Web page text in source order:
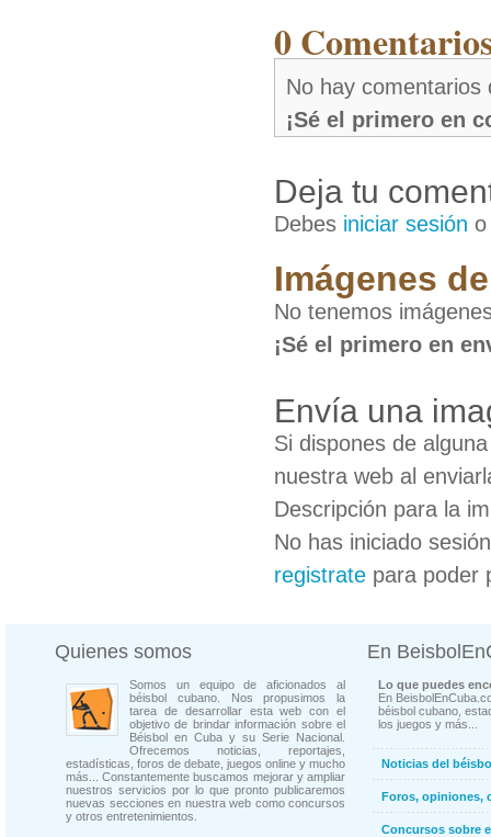
0
No hay comentarios
¡Sé el primero en
Deja tu
Debes iniciar sesión
Imágenes
No tenemos
¡Sé el primero en
Envía una
Si dispones de
nuestra web al
Descripción para la
No has iniciado
registrate para poder
Quienes somos
Somos un equipo de aficionados al
béisbol cubano. Nos propusimos la
tarea de desarrollar esta web con el
objetivo de brindar información sobre el
Béisbol en Cuba y su Serie Nacional.
Ofrecemos noticias, reportajes,
estadísticas, foros de debate, juegos online y mucho
más... Constantemente buscamos mejorar y ampliar
nuestros servicios por lo que pronto publicaremos
nuevas secciones en nuestra web como concursos
y otros entretenimientos.
En
Lo que puedes
En
béisbol cubano,
los juegos y más...
Noticias del
Foros, opiniones,
Concursos sobre